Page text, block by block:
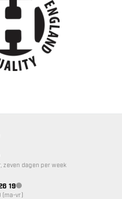
niet beschikbaar
zeven dagen per week
19klantenservice niet beschikbaar
vr)